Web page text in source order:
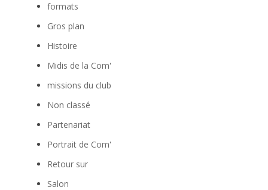
formats
Gros plan
Histoire
Midis de la Com'
missions du club
Non classé
Partenariat
Portrait de Com'
Retour sur
Salon